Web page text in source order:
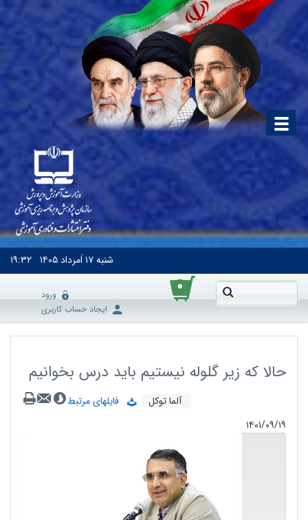
شنبه۱۷ اَمرداد ۱۴۰۵ ۱۹:۳۲
۰
ورود
ایجاد حساب کاربری
حالا که زیر گلوله نیستیم باید درس بخوانیم
آلما توکل
فایلهای مرتبط
۱۴۰۱/۰۹/۱۹